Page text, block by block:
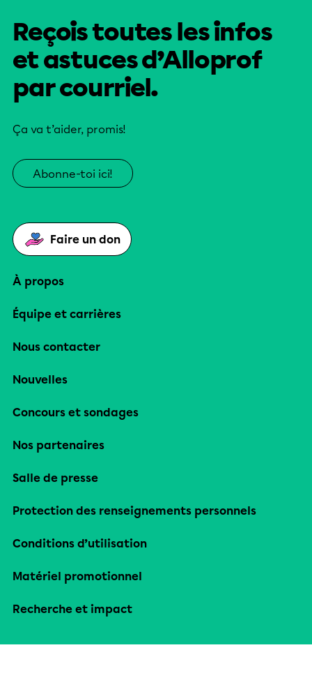
Reçois toutes les infos
et astuces d’Alloprof
par courriel.
Ça va t’aider, promis!
Abonne-toi ici!
Faire un don
À propos
Équipe et carrières
Nous contacter
Nouvelles
Concours et sondages
Nos partenaires
Salle de presse
Protection des renseignements personnels
Conditions d’utilisation
Matériel promotionnel
Recherche et impact